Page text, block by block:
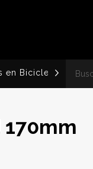
en Bicicleta FAQ
170mm